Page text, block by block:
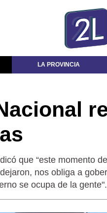
LA PROVINCIA
que “este momento
nos obliga a
se ocupa de la gente".